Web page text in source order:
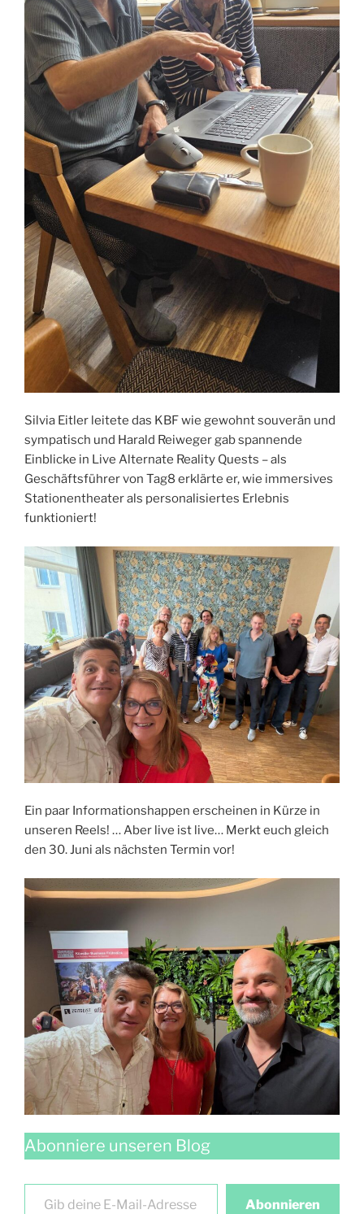
Silvia Eitler leitete das KBF wie gewohnt souverän und
sympatisch und Harald Reiweger gab spannende
Einblicke in Live Alternate Reality Quests – als
Geschäftsführer von Tag8 erklärte er, wie immersives
Stationentheater als personalisiertes Erlebnis
funktioniert!
Ein paar Informationshappen erscheinen in Kürze in
unseren Reels! … Aber live ist live… Merkt euch gleich
den 30. Juni als nächsten Termin vor!
Abonniere unseren Blog
Gib deine E-Mail-Adresse ein …
Abonnieren